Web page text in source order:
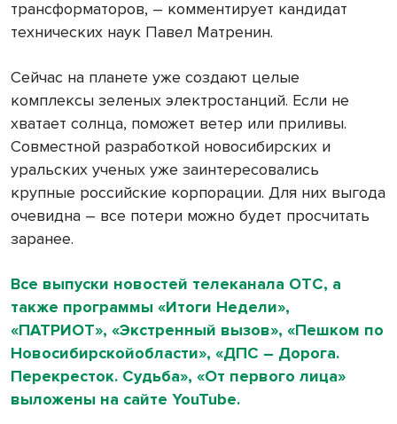
трансформаторов, – комментирует кандидат
технических наук Павел Матренин.
Сейчас на планете уже создают целые
комплексы зеленых электростанций. Если не
хватает солнца, поможет ветер или приливы.
Совместной разработкой новосибирских и
уральских ученых уже заинтересовались
крупные российские корпорации. Для них выгода
очевидна – все потери можно будет просчитать
заранее.
Все выпуски новостей телеканала ОТС, а
также программы «Итоги Недели»,
«ПАТРИОТ», «Экстренный вызов», «Пешком по
Новосибирскойобласти», «ДПС – Дорога.
Перекресток. Судьба», «От первого лица»
выложены на сайте YouTube.